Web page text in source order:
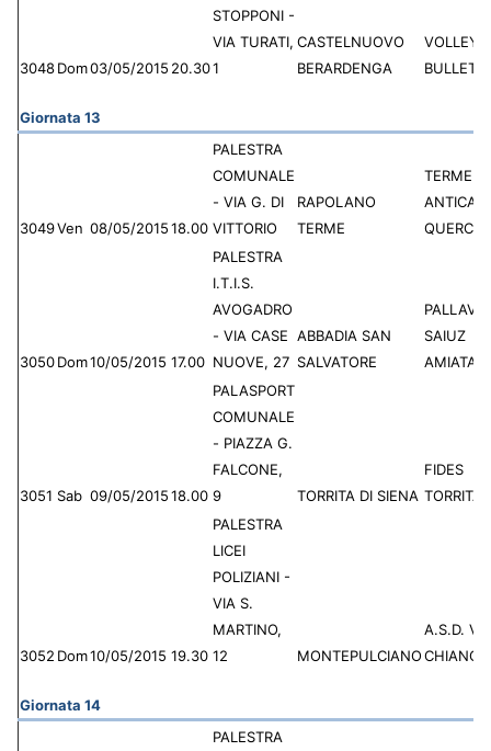
3048Dom03/05/2015 20.30
STOPPONI -
VIA TURATI,
1
CASTELNUOVO
BERARDENGA
VOLLEY
Giornata 13
3049Ven 08/05/201518.00
PALESTRA
COMUNALE
- VIA G. DI
VITTORIO
RAPOLANO
TERME
TERME
ANTICA
3050Dom10/05/2015 17.00
PALESTRA
I.T.I.S.
AVOGADRO
- VIA CASE
NUOVE, 27
ABBADIA SAN
SALVATORE
SAIUZ
AMIATA
3051 Sab 09/05/201518.00
PALASPORT
COMUNALE
- PIAZZA G.
FALCONE,
9
TORRITA DI SIENA
FIDES
TORRITA
3052 Dom10/05/2015 19.30
PALESTRA
LICEI
POLIZIANI -
VIA S.
MARTINO,
12
MONTEPULCIANO
A.S.D.
Giornata 14
PALESTRA